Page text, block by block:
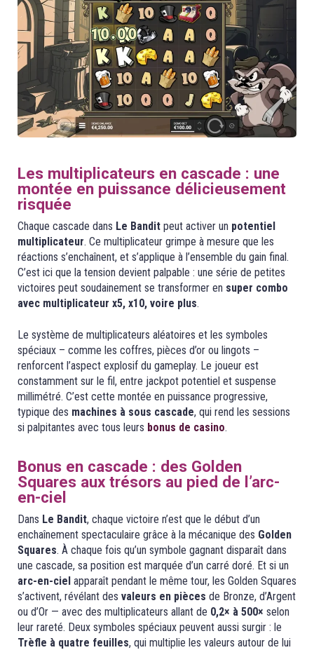
Les multiplicateurs en cascade : une
montée en puissance délicieusement
risquée
Chaque cascade dans Le Bandit peut activer un potentiel
multiplicateur. Ce multiplicateur grimpe à mesure que les
réactions s’enchaînent, et s’applique à l’ensemble du gain final.
C’est ici que la tension devient palpable : une série de petites
victoires peut soudainement se transformer en super combo
avec multiplicateur x5, x10, voire plus.
Le système de multiplicateurs aléatoires et les symboles
spéciaux – comme les coffres, pièces d’or ou lingots –
renforcent l’aspect explosif du gameplay. Le joueur est
constamment sur le fil, entre jackpot potentiel et suspense
millimétré. C’est cette montée en puissance progressive,
typique des machines à sous cascade, qui rend les sessions
si palpitantes avec tous leurs bonus de casino.
Bonus en cascade : des Golden
Squares aux trésors au pied de l’arc-
en-ciel
Dans Le Bandit, chaque victoire n’est que le début d’un
enchaînement spectaculaire grâce à la mécanique des Golden
Squares. À chaque fois qu’un symbole gagnant disparaît dans
une cascade, sa position est marquée d’un carré doré. Et si un
arc-en-ciel apparaît pendant le même tour, les Golden Squares
s’activent, révélant des valeurs en pièces de Bronze, d’Argent
ou d’Or — avec des multiplicateurs allant de 0,2× à 500× selon
leur rareté. Deux symboles spéciaux peuvent aussi surgir : le
Trèfle à quatre feuilles, qui multiplie les valeurs autour de lui